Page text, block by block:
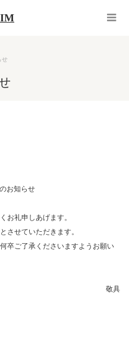
せ
お知らせ
礼申しあげます。
させていただきます。
卒ご了承くださいますようお願い
敬具